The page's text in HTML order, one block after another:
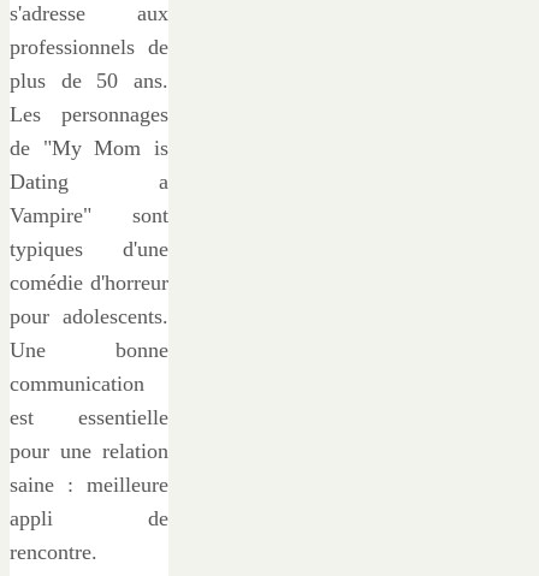
s'adresse aux
professionnels de
plus de 50 ans.
Les personnages
de "My Mom is
Dating a
Vampire" sont
typiques d'une
comédie d'horreur
pour adolescents.
Une bonne
communication
est essentielle
pour une relation
saine : meilleure
appli de
rencontre.